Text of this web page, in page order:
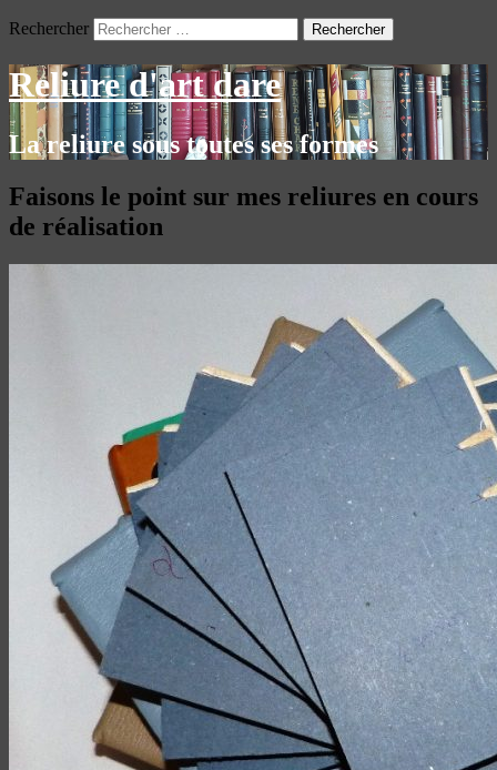
Rechercher
Reliure d'art dare
La reliure sous toutes ses formes
Faisons le point sur mes reliures en cours
de réalisation